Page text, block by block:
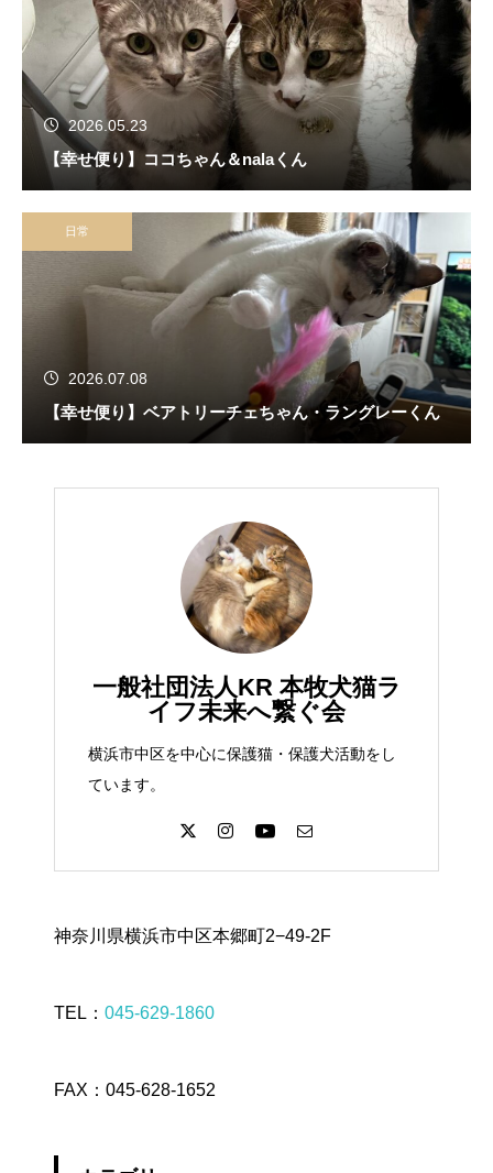
2026.05.23
【幸せ便り】ココちゃん＆nalaくん
日常
2026.07.08
【幸せ便り】ベアトリーチェちゃん・ラングレーくん
一般社団法人KR 本牧犬猫ラ
イフ未来へ繋ぐ会
横浜市中区を中心に保護猫・保護犬活動をし
ています。
神奈川県横浜市中区本郷町2−49-2F
TEL： 045-629-1860
FAX：045-628-1652